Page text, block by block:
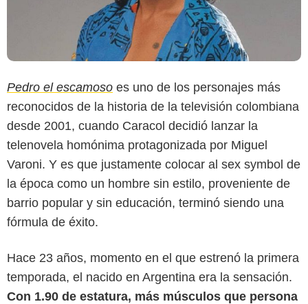
Pedro el escamoso es uno de los personajes más
reconocidos de la historia de la televisión colombiana
desde 2001, cuando Caracol decidió lanzar la
telenovela homónima protagonizada por Miguel
Varoni. Y es que justamente colocar al sex symbol de
la época como un hombre sin estilo, proveniente de
barrio popular y sin educación, terminó siendo una
fórmula de éxito.
Hace 23 años, momento en el que estrenó la primera
temporada, el nacido en Argentina era la sensación.
Con 1.90 de estatura, más músculos que persona